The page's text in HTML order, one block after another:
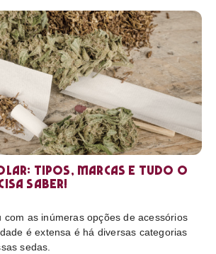
tipos, marcas e tudo o
saber!
com as inúmeras opções de acessórios
é extensa é há diversas categorias
sedas.